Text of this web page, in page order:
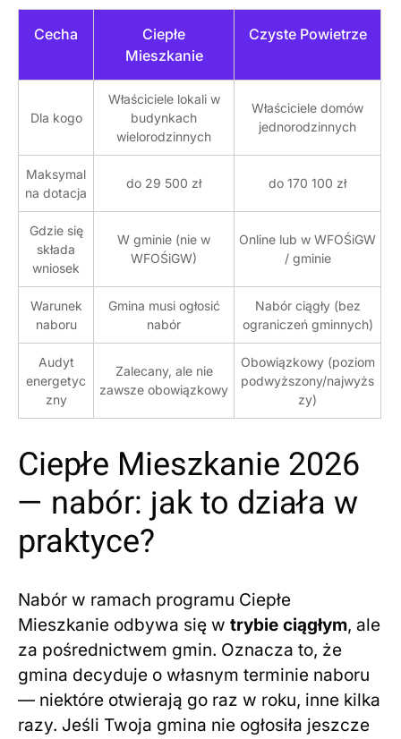
Cecha
Ciepłe
Mieszkanie
Czyste Powietrze
Dla kogo
Właściciele lokali w
budynkach
wielorodzinnych
Właściciele domów
jednorodzinnych
Maksymal
na dotacja
do 29 500 zł do 170 100 zł
Gdzie się
składa
wniosek
W gminie (nie w
WFOŚiGW)
Online lub w WFOŚiGW
/ gminie
Warunek
naboru
Gmina musi ogłosić
nabór
Nabór ciągły (bez
ograniczeń gminnych)
Audyt
energetyc
zny
Zalecany, ale nie
zawsze obowiązkowy
Obowiązkowy (poziom
podwyższony/najwyżs
zy)
Ciepłe Mieszkanie 2026
— nabór: jak to działa w
praktyce?
Nabór w ramach programu Ciepłe
Mieszkanie odbywa się w trybie ciągłym, ale
za pośrednictwem gmin. Oznacza to, że
gmina decyduje o własnym terminie naboru
— niektóre otwierają go raz w roku, inne kilka
razy. Jeśli Twoja gmina nie ogłosiła jeszcze